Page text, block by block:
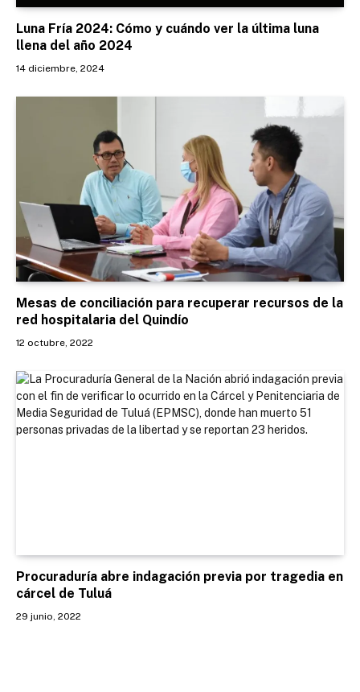
Luna Fría 2024: Cómo y cuándo ver la última luna
llena del año 2024
14 diciembre, 2024
Mesas de conciliación para recuperar recursos de la
red hospitalaria del Quindío
12 octubre, 2022
Procuraduría abre indagación previa por tragedia en
cárcel de Tuluá
29 junio, 2022